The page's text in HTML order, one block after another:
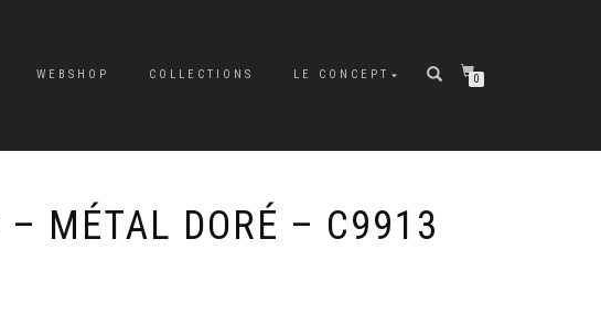
WEBSHOP COLLECTIONS LE CONCEPT 0
– MÉTAL DORÉ – C9913